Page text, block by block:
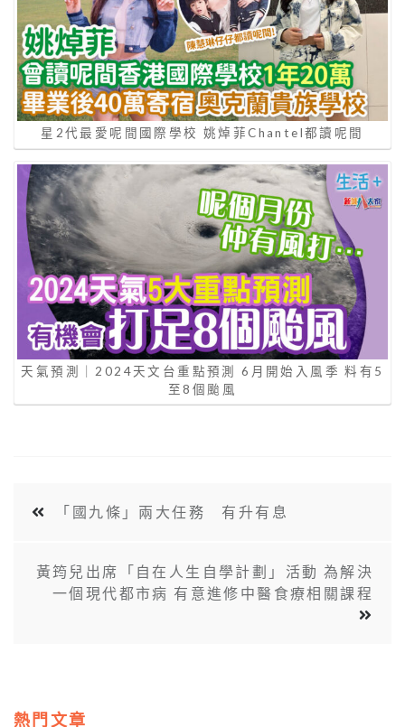
星2代最愛呢間國際學校 姚焯菲Chantel都讀呢間
天氣預測｜2024天文台重點預測 6月開始入風季 料有5
至8個颱風
「國九條」兩大任務 有升有息
黃筠兒出席「自在人生自學計劃」活動 為解決
一個現代都市病 有意進修中醫食療相關課程
熱門文章